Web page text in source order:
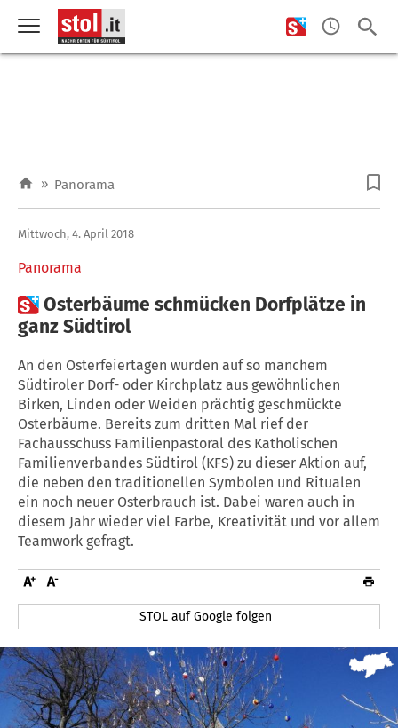
» Panorama
Panorama
Mittwoch, 4. April 2018
Osterbäume schmücken Dorfplätze in
ganz Südtirol
An den Osterfeiertagen wurden auf so manchem
Südtiroler Dorf- oder Kirchplatz aus gewöhnlichen
Birken, Linden oder Weiden prächtig geschmückte
Osterbäume. Bereits zum dritten Mal rief der
Fachausschuss Familienpastoral des Katholischen
Familienverbandes Südtirol (KFS) zu dieser Aktion auf,
die neben den traditionellen Symbolen und Ritualen
ein noch neuer Osterbrauch ist. Dabei waren auch in
diesem Jahr wieder viel Farbe, Kreativität und vor allem
Teamwork gefragt.
STOL auf Google folgen